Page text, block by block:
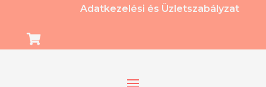
Adatkezelési és Üzletszabályzat
